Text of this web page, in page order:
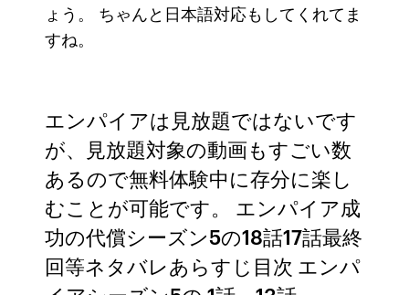
ょう。 ちゃんと日本語対応もしてくれてま
すね。
エンパイアは見放題ではないです
が、見放題対象の動画もすごい数
あるので無料体験中に存分に楽し
むことが可能です。 エンパイア成
功の代償シーズン5の18話17話最終
回等ネタバレあらすじ目次 エンパ